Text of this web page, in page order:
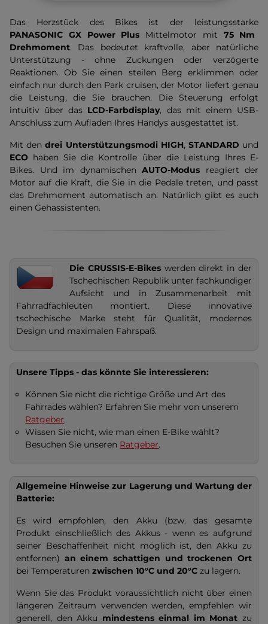
Das Herzstück des Bikes ist der leistungsstarke
PANASONIC GX Power Plus Mittelmotor mit 75 Nm
Drehmoment. Das bedeutet kraftvolle, aber natürliche
Unterstützung - ohne Zuckungen oder verzögerte
Reaktionen. Ob Sie einen steilen Berg erklimmen oder
einfach nur durch den Park cruisen, der Motor liefert genau
die Leistung, die Sie brauchen. Die Steuerung erfolgt
intuitiv über das LCD-Farbdisplay, das mit einem USB-
Anschluss zum Aufladen Ihres Handys ausgestattet ist.
Mit den drei Unterstützungsmodi HIGH, STANDARD und
ECO haben Sie die Kontrolle über die Leistung Ihres E-
Bikes. Und im dynamischen AUTO-Modus reagiert der
Motor auf die Kraft, die Sie in die Pedale treten, und passt
das Drehmoment automatisch an. Natürlich gibt es auch
einen Gehassistenten.
Die CRUSSIS-E-Bikeswerden direkt in der
Tschechischen Republik unter fachkundiger
Aufsicht und in Zusammenarbeit mit
Fahrradfachleuten montiert. Diese innovative
tschechische Marke steht für Qualität, modernes
Design und maximalen Fahrspaß.
Unsere Tipps - das könnte Sie interessieren:
Können Sie nicht die richtige Größe und Art des
Fahrrades wählen? Erfahren Sie mehr von unserem
Ratgeber.
Wissen Sie nicht, wie man einen E-Bike wählt?
Besuchen Sie unseren Ratgeber.
Allgemeine Hinweise zur Lagerung und Wartung der
Batterie:
Es wird empfohlen, den Akku (bzw. das gesamte
Produkt einschließlich des Akkus - wenn es aufgrund
seiner Beschaffenheit nicht möglich ist, den Akku zu
entfernen) an einem schattigen und trockenen Ort
bei Temperaturen zwischen 10°C und 20°C zu lagern.
Wenn Sie das Produkt voraussichtlich nicht über einen
längeren Zeitraum verwenden werden, empfehlen wir
generell, den Akku mindestens einmal im Monat zu